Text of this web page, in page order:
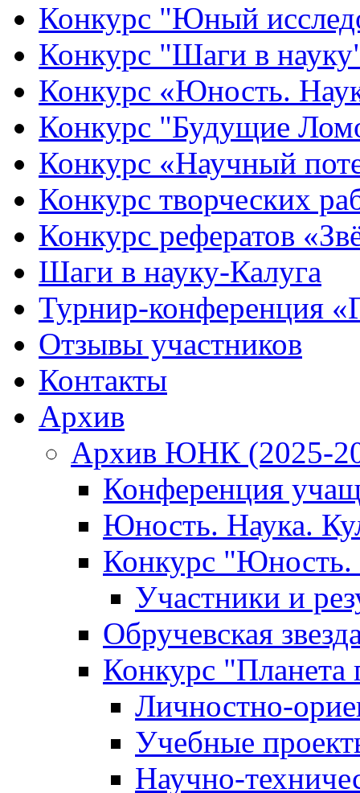
Конкурс "Юный
Конкурс "Шаги в
Конкурс «Юность.
Конкурс "Будущие
Конкурс «Научный
Конкурс творческих
Конкурс рефератов
Шаги в науку-Калуга
Турнир-конференция
Отзывы участников
Контакты
Архив
Архив ЮНК (2025-
Конференция
Юность. Наука.
Конкурс "Юность.
Участники и
Обручевская
Конкурс "Планета
Личностно-
Учебные
Научно-